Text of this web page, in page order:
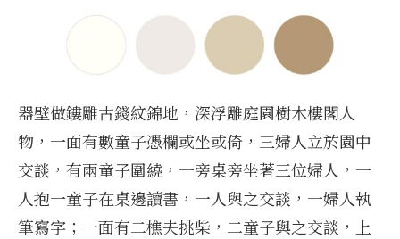
器壁做鏤雕古錢紋錦地，深浮雕庭園樹木樓閣人
物，一面有數童子憑欄或坐或倚，三婦人立於園中
交談，有兩童子圍繞，一旁桌旁坐著三位婦人，一
人抱一童子在桌邊讀書，一人與之交談，一婦人執
筆寫字；一面有二樵夫挑柴，二童子與之交談，上